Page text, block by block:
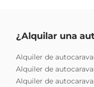
¿Alquilar una
Alquiler de
Alquiler de
Alquiler de